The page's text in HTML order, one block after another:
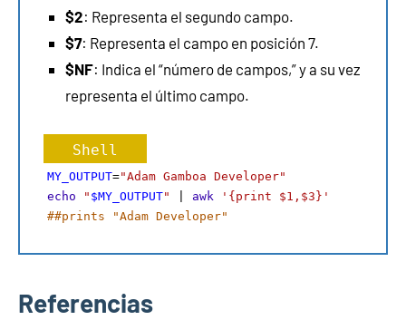
$2: Representa el segundo campo.
$7: Representa el campo en posición 7.
$NF: Indica el “número de campos,” y a su vez
representa el último campo.
Shell
MY_OUTPUT="Adam Gamboa Developer"
echo
" $MY_OUTPUT" awk
'{print $1,$3}'
##prints "Adam Developer"
Referencias